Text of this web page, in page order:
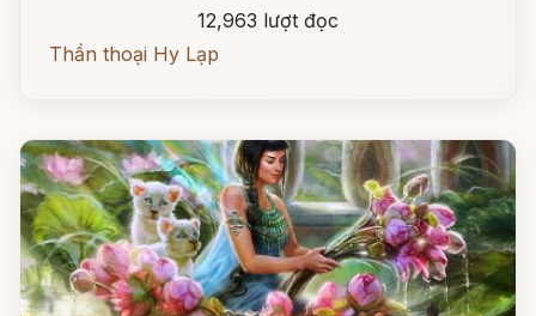
12,963 lượt đọc
Thần thoại Hy Lạp